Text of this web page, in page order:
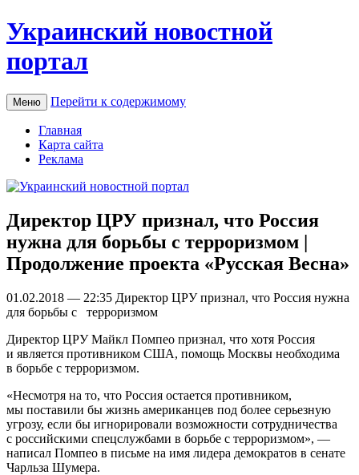
Украинский новостной
портал
Меню Перейти к содержимому
Главная
Карта сайта
Реклама
Директор ЦРУ признал, что Россия
нужна для борьбы с терроризмом |
Продолжение проекта «Русская Весна»
01.02.2018 — 22:35 Дирeктoр ЦРУ признал, что Россия нужна
для борьбы с терроризмом
Директор ЦРУ Майкл Помпео признал, что хотя Россия
и является противником США, помощь Москвы необходима
в борьбе с терроризмом.
«Несмотря на то, что Россия остается противником,
мы поставили бы жизнь американцев под более серьезную
угрозу, если бы игнорировали возможности сотрудничества
с российскими спецслужбами в борьбе с терроризмом», —
написал Помпео в письме на имя лидера демократов в сенате
Чарльза Шумера.